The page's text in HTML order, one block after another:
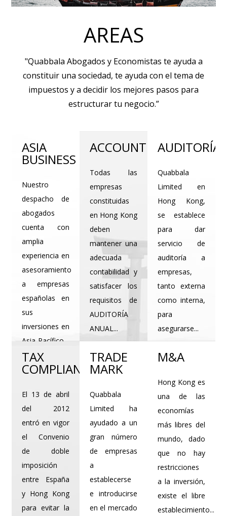
AREAS
"Quabbala Abogados y Economistas te ayuda a
constituir una sociedad, te ayuda con el tema de
impuestos y a decidir los mejores pasos para
estructurar tu negocio.”
ASIA
BUSINESS
Nuestro
despacho de
abogados
cuenta con
amplia
experiencia en
asesoramiento
a empresas
españolas en
sus
inversiones en
Asia-Pacífico
y...
ACCOUNTING
Todas las
empresas
constituidas
en Hong Kong
deben
mantener una
adecuada
contabilidad y
satisfacer los
requisitos de
AUDITORÍA
ANUAL...
VER
MÁS
AUDITORÍA
Quabbala
Limited en
Hong Kong,
se establece
para dar
servicio de
auditoría a
empresas,
tanto externa
como interna,
para
asegurarse...
VER
MÁS
TAX
COMPLIANCE
El 13 de abril
del 2012
entró en vigor
el Convenio
de doble
imposición
entre España
y Hong Kong
para evitar la
TRADE
MARK
Quabbala
Limited ha
ayudado a un
gran número
de empresas
a
establecerse
e introducirse
en el mercado
M&A
Hong Kong es
una de las
economías
más libres del
mundo, dado
que no hay
restricciones
a la inversión,
existe el libre
establecimiento...